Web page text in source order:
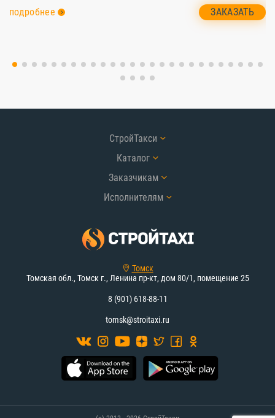
подробнее
ЗАКАЗАТЬ
СтройТакси
Каталог
Заказчикам
Исполнителям
Томск
Томская обл., Томск г., Ленина пр-кт, дом 80/1, помещение 25
8 (901) 618-88-11
tomsk@stroitaxi.ru